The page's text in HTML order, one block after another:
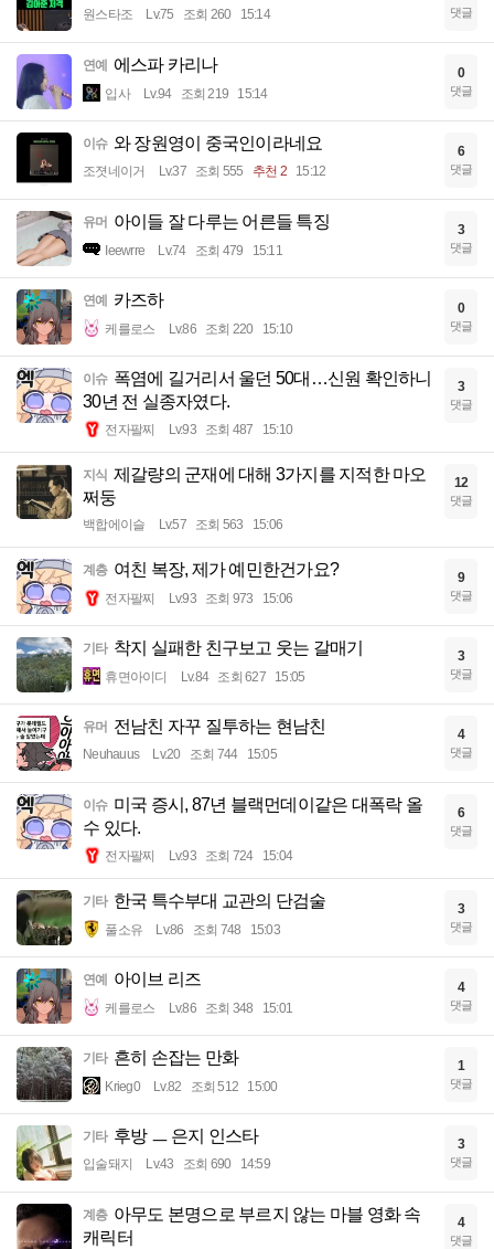
원스타조 Lv.75 조회 260 15:14 댓글
연예 에스파 카리나
입사 Lv.94 조회 219 15:14
0
댓글
이슈 와 장원영이 중국인이라네요
조졋네이거 Lv.37 조회 555 추천 2 15:12
6
댓글
유머 아이들 잘 다루는 어른들 특징
Ieewrre Lv.74 조회 479 15:11
3
댓글
연예 카즈하
케를로스 Lv.86 조회 220 15:10
0
댓글
이슈 폭염에 길거리서 울던 50대…신원 확인하니
30년 전 실종자였다.
전자팔찌 Lv.93 조회 487 15:10
3
댓글
지식 제갈량의 군재에 대해 3가지를 지적한 마오
쩌둥
백합에이슬 Lv.57 조회 563 15:06
12
댓글
계층 여친 복장, 제가 예민한건가요?
전자팔찌 Lv.93 조회 973 15:06
9
댓글
기타 착지 실패한 친구보고 웃는 갈매기
휴면아이디 Lv.84 조회 627 15:05
3
댓글
유머 전남친 자꾸 질투하는 현남친
Neuhauus Lv.20 조회 744 15:05
4
댓글
이슈 미국 증시, 87년 블랙먼데이같은 대폭락 올
수 있다.
전자팔찌 Lv.93 조회 724 15:04
6
댓글
기타 한국 특수부대 교관의 단검술
풀소유 Lv.86 조회 748 15:03
3
댓글
연예 아이브 리즈
케를로스 Lv.86 조회 348 15:01
4
댓글
기타 흔히 손잡는 만화
Krieg0 Lv.82 조회 512 15:00
1
댓글
기타 후방 ㅡ 은지 인스타
입술돼지 Lv.43 조회 690 14:59
3
댓글
계층 아무도 본명으로 부르지 않는 마블 영화 속
캐릭터
4
댓글